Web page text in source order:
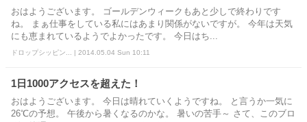
おはようございます。 ゴールデンウィークもあと少しで終わりです
ね。 まぁ仕事をしている私にはあまり関係がないですが。 今年は天気
にも恵まれているようでよかったです。 今日はち...
ドロップシッピン... | 2014.05.04 Sun 10:11
1日1000アクセスを超えた！
おはようございます。 今日は晴れていくようですね。 と言うか一気に
26℃の予想。 午後から暑くなるのかな。 暑いの苦手～ さて、このブロ